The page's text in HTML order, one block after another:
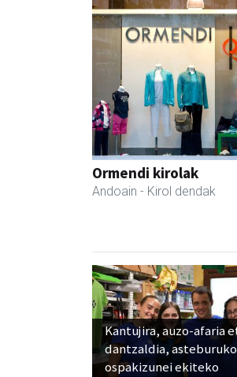
Ormendi kirolak
Andoain - Kirol dendak
Kantujira, auzo-afaria
dantzaldia, asteburuko
ospakizunei ekiteko